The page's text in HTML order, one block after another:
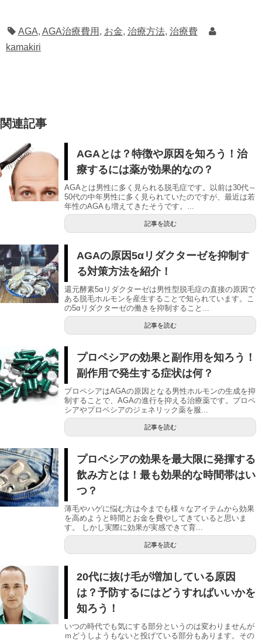
AGA, AGA治療費用 , お金, 治療方法, 治療費
kamakiri
関連記事
AGAとは？特徴や原因を知ろう！治
療するには薬が効果的なの？
AGAとは男性に多く見られる脱毛症です。以前は30代～
50代の中年男性に多く見られていたのですが、最近は若
年性のAGAも増えてきたそうです。...
記事を読む
AGAの原因5αリダクターゼを抑制す
る対策方法を紹介！
還元酵素5αリダクターゼは男性型脱毛症の直接の原因で
ある脱毛ホルモンを産生することで知られています。こ
の5αリダクターゼの働きを抑制すること...
記事を読む
プロペシアの効果と副作用を知ろう！
副作用で発生する症状は何？
プロペシアはAGAの原因となる男性ホルモンの生成を抑
制することで、AGAの進行を抑える治療薬です。プロペ
シアやプロペシアのジェネリック薬を服...
記事を読む
プロペシアの効果を最大限に発揮する
飲み方とは！最も効果的な時間帯はい
つ？
薄毛やハゲに悩む方は今までも様々なアイテムから効果
を高めようと時間とお金を費やしてきていると思いま
す。 しかし実際に効果が実感できて育...
記事を読む
20代に抜け毛が増加している原因
は？予防するにはどうすればいいかを
知ろう！
いつの時代でも気にする部分というのは変わりませんが
ｍどうしようもないと投げている部分もあります。その